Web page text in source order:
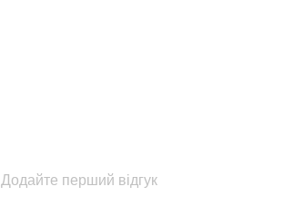
Додайте перший відгук